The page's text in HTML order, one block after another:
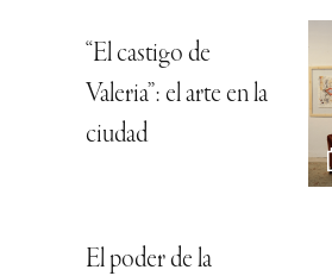
“El castigo de
Valeria”: el arte en la
ciudad
El poder de la